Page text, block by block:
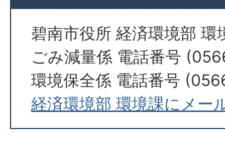
碧南市役所 経済環境部 環
ごみ減量係 電話番号
環境保全係 電話番号
経済環境部 環境課にメー